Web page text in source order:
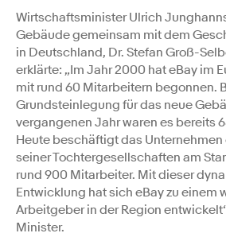
Wirtschaftsminister Ulrich
Gebäude gemeinsam mit dem
in Deutschland, Dr. Stefan Groß-
erklärte: „Im Jahr 2000 hat eBay im
mit rund 60 Mitarbeitern begonnen.
Grundsteinlegung für das neue
vergangenen Jahr waren es bereits
Heute beschäftigt das
seiner Tochtergesellschaften am
rund 900 Mitarbeiter. Mit dieser
Entwicklung hat sich eBay zu einem
Arbeitgeber in der Region
Minister.